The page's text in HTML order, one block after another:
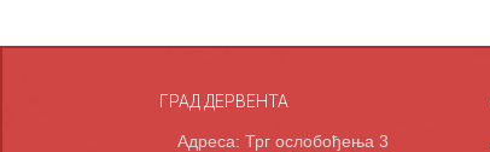
ГРАД ДЕРВЕНТА
Адреса: Трг ослобођења 3